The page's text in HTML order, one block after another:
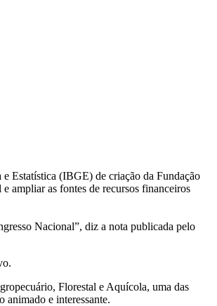
Estatística (IBGE) de criação da Fundação
ampliar as fontes de recursos financeiros
Nacional”, diz a nota publicada pelo
Florestal e Aquícola, uma das
animado e interessante.